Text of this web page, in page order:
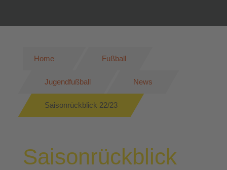
Home Fußball
Jugendfußball News
Saisonrückblick 22/23
Saisonrückblick